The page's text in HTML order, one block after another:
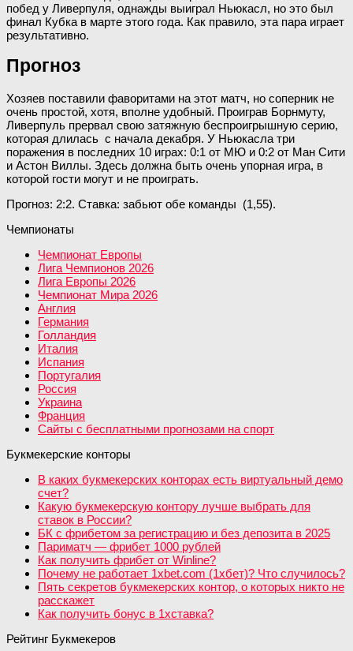
побед у Ливерпуля, однажды выиграл Ньюкасл, но это был
финал Кубка в марте этого года. Как правило, эта пара играет
результативно.
Прогноз
Хозяев поставили фаворитами на этот матч, но соперник не
очень простой, хотя, вполне удобный. Проиграв Борнмуту,
Ливерпуль прервал свою затяжную беспроигрышную серию,
которая длилась с начала декабря. У Ньюкасла три
поражения в последних 10 играх: 0:1 от МЮ и 0:2 от Ман Сити
и Астон Виллы. Здесь должна быть очень упорная игра, в
которой гости могут и не проиграть.
Прогноз: 2:2. Ставка: забьют обе команды (1,55).
Чемпионаты
Чемпионат Европы
Лига Чемпионов 2026
Лига Европы 2026
Чемпионат Мира 2026
Англия
Германия
Голландия
Италия
Испания
Португалия
Россия
Украина
Франция
Сайты с бесплатными прогнозами на спорт
Букмекерские конторы
В каких букмекерских конторах есть виртуальный демо
счет?
Какую букмекерскую контору лучше выбрать для
ставок в России?
БК с фрибетом за регистрацию и без депозита в 2025
Париматч — фрибет 1000 рублей
Как получить фрибет от Winline?
Почему не работает 1xbet.com (1хбет)? Что случилось?
Пять секретов букмекерских контор, о которых никто не
расскажет
Как получить бонус в 1хставка?
Рейтинг Букмекеров